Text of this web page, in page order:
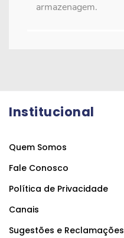
armazenagem.
Institucional
Quem Somos
Fale Conosco
Política de Privacidade
Canais
Sugestões e Reclamações